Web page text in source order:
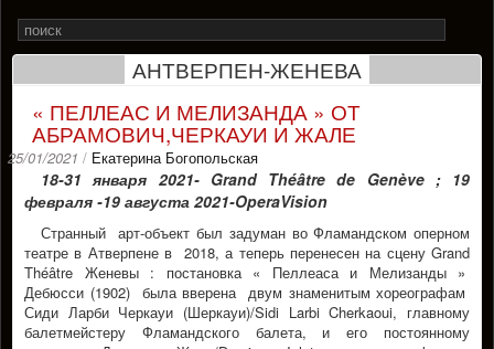
Search
for
АНТВЕРПЕН-ЖЕНЕВА
« ПЕЛЛЕАС И МЕЛИЗАНДА » ОТ
АБРАМОВИЧ,ЧЕРКАУИ И ЖАЛЕ
25/01/2021 / Екатерина Богопольская
18-31 января 2021- Grand Théâtre de Genève ; 19
февраля -19 августа 2021-OperaVision
Странный арт-объект был задуман во Фламандcком оперном
театре в Атверпене в 2018, а теперь перенесен на сцену Grand
Théâtre Женевы : постановка « Пеллеаса и Мелизанды »
Дебюсси (1902) была вверена двум знаменитым хореографам
Сиди Ларби Черкауи (Шеркауи)/Sidi Larbi Cherkaoui, главному
балетмейстеру Фламандского балета, и его постоянному